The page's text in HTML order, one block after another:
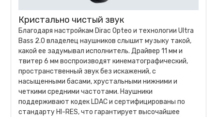
Кристально чистый звук
Благодаря настройкам Dirac Opteo и технологии Ultra
Bass 2.0 владелец наушников слышит музыку такой,
какой ее задумывал исполнитель. Драйвер 11 мм и
твитер 6 мм воспроизводят кинематографический,
пространственный звук без искажений, с
насыщенными басами, хрустальными нижними и
четкими средними частотами. Наушники
поддерживают кодек LDAC и сертифицированы по
стандарту HI-RES, что гарантирует высочайшее